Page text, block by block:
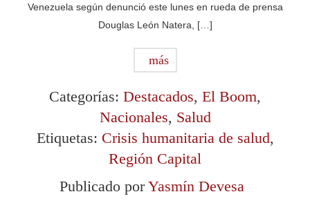
Venezuela según denunció este lunes en rueda de prensa
Douglas León Natera, […]
más
Categorías: Destacados, El Boom,
Nacionales, Salud
Etiquetas: Crisis humanitaria de salud,
Región Capital
Publicado porYasmín Devesa